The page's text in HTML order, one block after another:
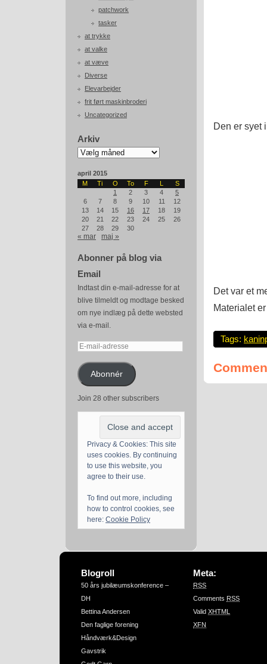
patchwork
tasker
at trykke
at valke
at væve
Diverse
Elevarbejder
frit ført maskinbroderi
Uncategorized
Arkiv
Arkiv
april 2015
M
Ti O To F L
S
1
2 3 4
5
6
7 8 9 10 11
12
13
14 15 16 17 18
19
20
21 22 23 24 25
26
27
28 29 30
« mar maj »
Abonner på blog via
Email
Indtast din e-mail-adresse for at
blive tilmeldt og modtage besked
om nye indlæg på dette websted
via e-mail.
E-
adresseAbonnér
Join 28 other subscribers
Privacy & Cookies: This site
uses cookies. By continuing
to use this website, you
agree to their use.
To find out more, including
how to control cookies, see
here: Cookie Policy
Den er syet
Det var et
Materialet
Tags:
Blogroll
50 års jubilæumskonference –
DH
Bettina Andersen
Den faglige forening
Håndværk&Design
Gavstrik
Meta:
RSS
Comments RSS
Valid XHTML
XFN